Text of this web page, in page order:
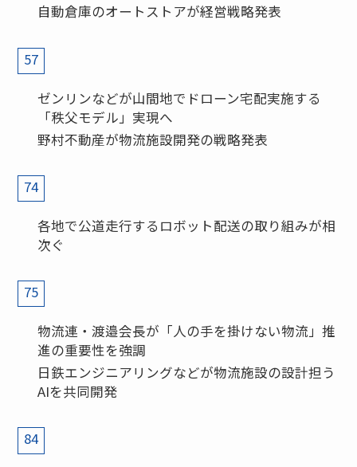
自動倉庫のオートストアが経営戦略発表
57
ゼンリンなどが山間地でドローン宅配実施する
「秩父モデル」実現へ
野村不動産が物流施設開発の戦略発表
74
各地で公道走行するロボット配送の取り組みが相
次ぐ
75
物流連・渡邉会長が「人の手を掛けない物流」推
進の重要性を強調
日鉄エンジニアリングなどが物流施設の設計担う
AIを共同開発
84